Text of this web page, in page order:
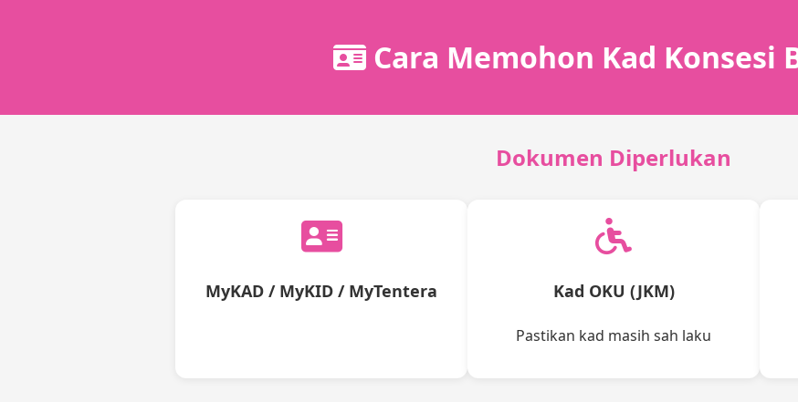
Cara Memohon Kad Konsesi
Dokumen Diperlukan
MyKAD / MyKID / MyTentera Kad OKU (JKM)
Pastikan kad masih sah laku